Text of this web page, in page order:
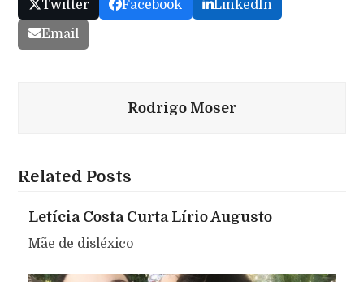
Twitter Facebook LinkedIn
Email
Rodrigo Moser
Related Posts
Letícia Costa Curta Lírio Augusto
Mãe de disléxico